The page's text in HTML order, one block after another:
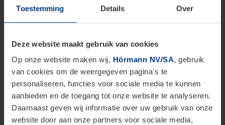
Toestemming Details Over
Deze website maakt gebruik van cookies
Op onze website maken wij, Hörmann NV/SA, gebruik
van cookies om de weergegeven pagina's te
personaliseren, functies voor sociale media te kunnen
aanbieden en de toegang tot onze website te analyseren.
Daarnaast geven wij informatie over uw gebruik van onze
website door aan onze partners voor sociale media,